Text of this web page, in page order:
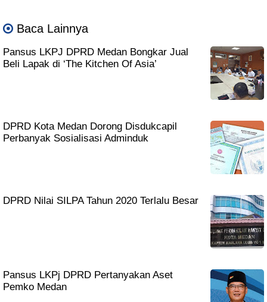
Baca Lainnya
Pansus LKPJ DPRD Medan Bongkar Jual
Beli Lapak di ‘The Kitchen Of Asia’
DPRD Kota Medan Dorong Disdukcapil
Perbanyak Sosialisasi Adminduk
DPRD Nilai SILPA Tahun 2020 Terlalu Besar
Pansus LKPj DPRD Pertanyakan Aset
Pemko Medan